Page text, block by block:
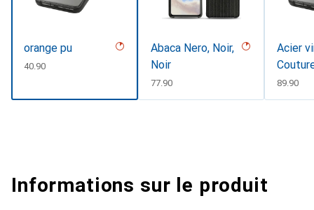
orange pu
CHF
40.90
Abaca Nero, Noir,
Noir
CHF
77.90
Acier
CHF
89.90
Informations sur le produit